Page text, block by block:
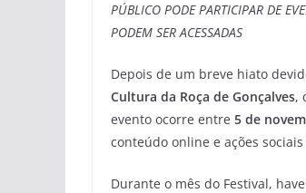
PÚBLICO PODE PARTICIPAR DE
PODEM SER ACESSADAS
Depois de um breve hiato
Cultura da Roça de Gonçalves,
evento ocorre entre 5 de
conteúdo online e ações
Durante o mês do Festival,